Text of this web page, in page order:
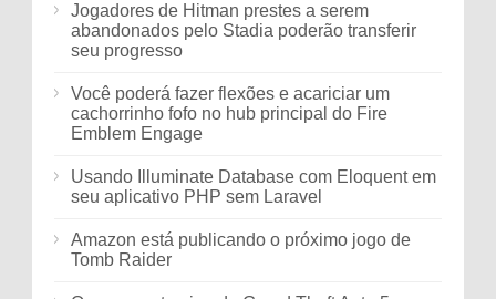
Jogadores de Hitman prestes a serem
abandonados pelo Stadia poderão transferir
seu progresso
Você poderá fazer flexões e acariciar um
cachorrinho fofo no hub principal do Fire
Emblem Engage
Usando Illuminate Database com Eloquent em
seu aplicativo PHP sem Laravel
Amazon está publicando o próximo jogo de
Tomb Raider